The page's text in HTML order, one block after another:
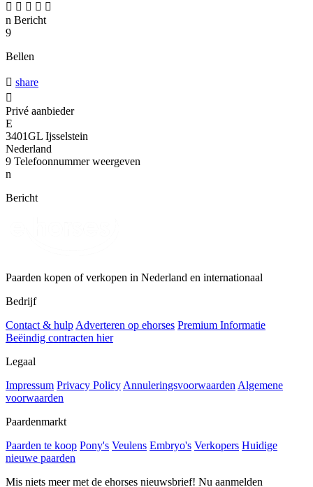
    
n Bericht
9
Bellen
 share

Privé aanbieder
E
3401GL Ijsselstein
Nederland
9 Telefoonnummer weergeven
n
Bericht
Paarden kopen of verkopen in Nederland en internationaal
Bedrijf
Contact & hulp Adverteren op ehorses Premium Informatie
Beëindig contracten hier
Legaal
Impressum Privacy Policy Annuleringsvoorwaarden Algemene
voorwaarden
Paardenmarkt
Paarden te koop Pony's Veulens Embryo's Verkopers Huidige
nieuwe paarden
Mis niets meer met de ehorses nieuwsbrief! Nu aanmelden